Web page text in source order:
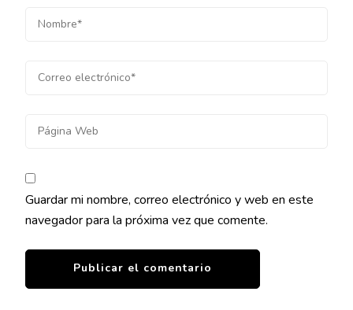
Guardar mi nombre, correo electrónico y web en este
navegador para la próxima vez que comente.